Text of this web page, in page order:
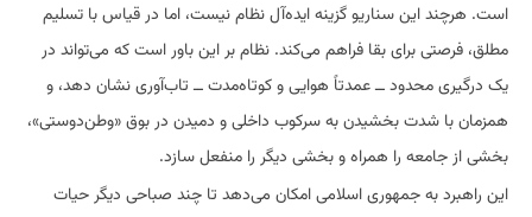
است. هرچند این سناریو گزینه ایده‌آل نظام نیست، اما در قیاس با تسلیم
مطلق، فرصتی برای بقا فراهم می‌کند. نظام بر این باور است که می‌تواند در
یک درگیری محدود ــ عمدتاً هوایی و کوتاه‌مدت ــ تاب‌آوری نشان دهد، و
همزمان با شدت بخشیدن به سرکوب داخلی و دمیدن در بوق «وطن‌دوستی»،
بخشی از جامعه را همراه و بخشی دیگر را منفعل سازد.
‏این راهبرد به جمهوری اسلامی امکان می‌دهد تا چند صباحی دیگر حیات